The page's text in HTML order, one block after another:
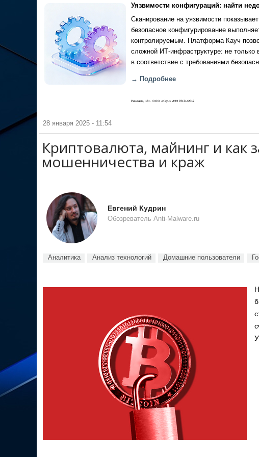
Уязвимости конфигураций: найти
Сканирование на уязвимости
безопасное конфигурирование
контролируемым. Платформа Кауч
сложной ИТ-инфраструктуре: не только
в соответствие с требованиями
→ Подробнее
Реклама, 18+. ООО «Кауч» ИНН 9717142012
28 января 2025 - 11:54
Криптовалюта, майнинг и как
мошенничества и краж
Евгений Кудрин
Обозреватель Anti-Malware.ru
Аналитика Анализ технологий Домашние пользователи